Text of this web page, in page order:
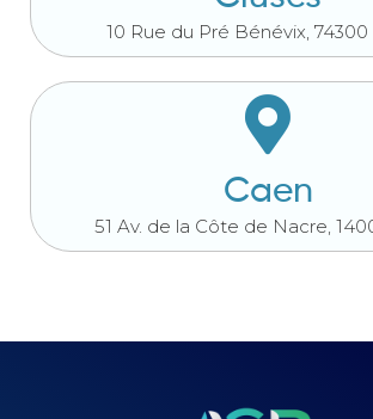
10 Rue du Pré Bénévix, 74300
Caen
51 Av. de la Côte de Nacre,